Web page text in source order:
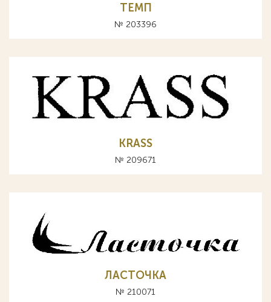
ТЕМП
№ 203396
KRASS
№ 209671
ЛАСТОЧКА
№ 210071